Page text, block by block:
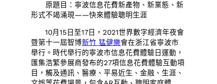
原題目：寧波信息花費新產物、新業態、新
形式不竭涌現——快來體驗聰明生涯
10月15日至17日，2021世界數字經濟年夜會
暨第十一屆智博新竹 猛健樂會在浙江省寧波市
舉行。時代舉行的寧波市信息花費體驗日運動，
匯集浩繁參展商發布的27項信息花費體驗互動項
目，觸及通訊、醫療、平易近生、金融、生涯、